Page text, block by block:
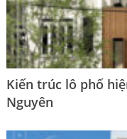
Kiến trúc lô phố
Nguyên